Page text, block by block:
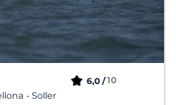
- Soller
6,0 /10